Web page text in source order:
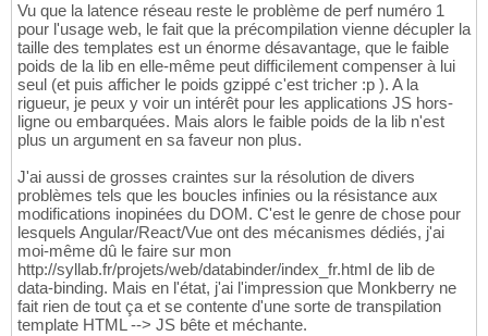
39
40
41
42
43
44
45
if (__data__.name !== undefined) {
this.__update__.name(__data__. name);
}
};
window
//# sourceMappingURL=view.js.map
Vu que la latence réseau reste le problème de perf numéro 1
pour l'usage web, le fait que la précompilation vienne décupler la
taille des templates est un énorme désavantage, que le faible
poids de la lib en elle-même peut difficilement compenser à lui
seul (et puis afficher le poids gzippé c'est tricher :p ). A la
rigueur, je peux y voir un intérêt pour les applications JS hors-
ligne ou embarquées. Mais alors le faible poids de la lib n'est
plus un argument en sa faveur non plus.
J'ai aussi de grosses craintes sur la résolution de divers
problèmes tels que les boucles infinies ou la résistance aux
modifications inopinées du DOM. C'est le genre de chose pour
lesquels Angular/React/Vue ont des mécanismes dédiés, j'ai
moi-même dû le faire sur mon
http://syllab.fr/projets/web/databinder/index_fr.html de lib de
data-binding. Mais en l'état, j'ai l'impression que Monkberry ne
fait rien de tout ça et se contente d'une sorte de transpilation
template HTML --> JS bête et méchante.